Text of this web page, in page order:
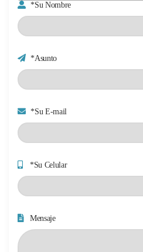
*Su Nombre
*Asunto
*Su E-mail
*Su Celular
Mensaje